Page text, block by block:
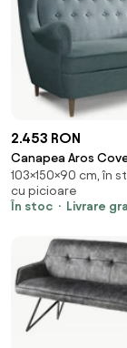
2.453 RON
Canapea Aros
103×150×90 cm, în
cu picioare
În stoc
Livrare